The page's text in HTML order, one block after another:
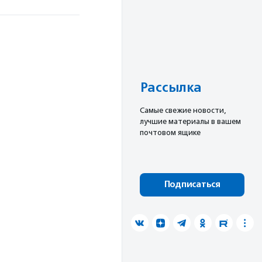
Рассылка
Cамые свежие новости,
лучшие материалы в вашем
почтовом ящике
Подписаться